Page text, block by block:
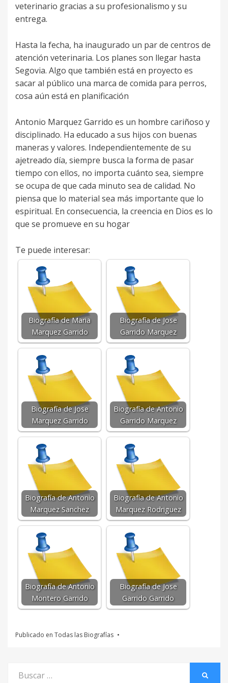
veterinario gracias a su profesionalismo y su
entrega.
Hasta la fecha, ha inaugurado un par de centros de
atención veterinaria. Los planes son llegar hasta
Segovia. Algo que también está en proyecto es
sacar al público una marca de comida para perros,
cosa aún está en planificación
Antonio Marquez Garrido es un hombre cariñoso y
disciplinado. Ha educado a sus hijos con buenas
maneras y valores. Independientemente de su
ajetreado día, siempre busca la forma de pasar
tiempo con ellos, no importa cuánto sea, siempre
se ocupa de que cada minuto sea de calidad. No
piensa que lo material sea más importante que lo
espiritual. En consecuencia, la creencia en Dios es lo
que se promueve en su hogar
Te puede interesar:
Biografía de Maria
Marquez Garrido
Biografía de Jose
Garrido Marquez
Biografía de Jose
Marquez Garrido
Biografía de Antonio
Garrido Marquez
Biografía de Antonio
Marquez Sanchez
Biografía de Antonio
Marquez Rodriguez
Biografía de Antonio
Montero Garrido
Biografía de Jose
Garrido Garrido
Publicado en Todas las Biografías